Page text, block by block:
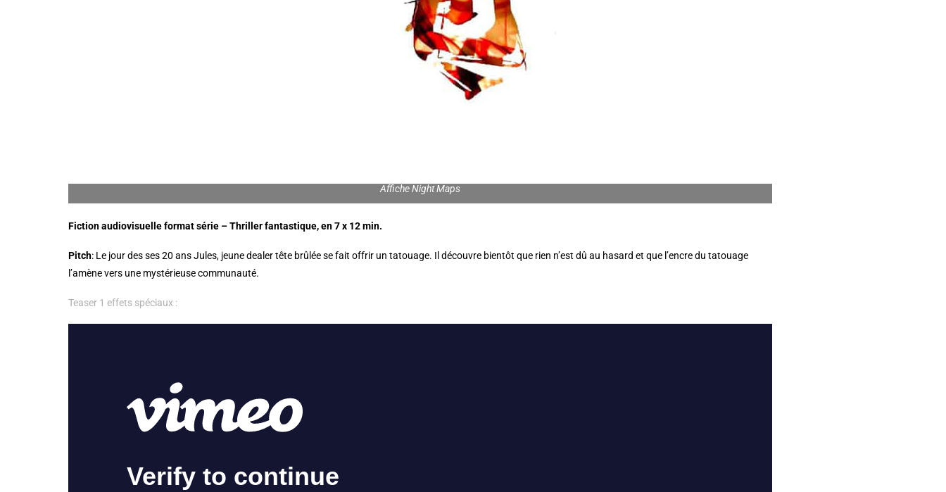
Affiche Night Maps
Fiction audiovisuelle format série – Thriller fantastique, en 7 x 12 min.
Pitch: Le jour des ses 20 ans Jules, jeune dealer tête brûlée se fait offrir un tatouage. Il découvre bientôt que rien n’est dû au hasard et que l’encre du tatouage
l’amène vers une mystérieuse communauté.
Teaser 1 effets spéciaux :